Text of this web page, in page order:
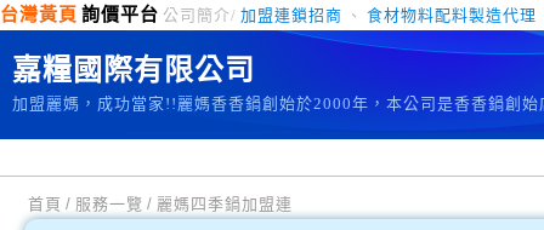
台灣黃頁 詢價平台 公司簡介/ 加盟連鎖招商 、 食材物料配料製造代理
嘉糧國際有限公司
加盟麗媽，成功當家!!麗媽香香鍋創始於2000年，本公司是香香鍋創
首頁 / 服務一覽 / 麗媽四季鍋加盟連